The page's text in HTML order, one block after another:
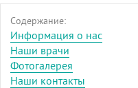
Содержание:
Информация о нас
Наши врачи
Фотогалерея
Наши контакты